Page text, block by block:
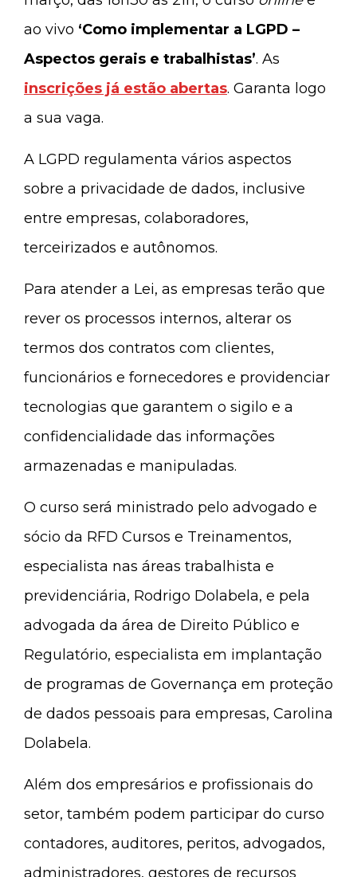
ao vivo ‘Como implementar a LGPD –
Aspectos gerais e trabalhistas’. As
inscrições já estão abertas. Garanta logo
a sua vaga.
A LGPD regulamenta vários aspectos
sobre a privacidade de dados, inclusive
entre empresas, colaboradores,
terceirizados e autônomos.
Para atender a Lei, as empresas terão que
rever os processos internos, alterar os
termos dos contratos com clientes,
funcionários e fornecedores e providenciar
tecnologias que garantem o sigilo e a
confidencialidade das informações
armazenadas e manipuladas.
O curso será ministrado pelo advogado e
sócio da RFD Cursos e Treinamentos,
especialista nas áreas trabalhista e
previdenciária, Rodrigo Dolabela, e pela
advogada da área de Direito Público e
Regulatório, especialista em implantação
de programas de Governança em proteção
de dados pessoais para empresas, Carolina
Dolabela.
Além dos empresários e profissionais do
setor, também podem participar do curso
contadores, auditores, peritos, advogados,
administradores, gestores de recursos